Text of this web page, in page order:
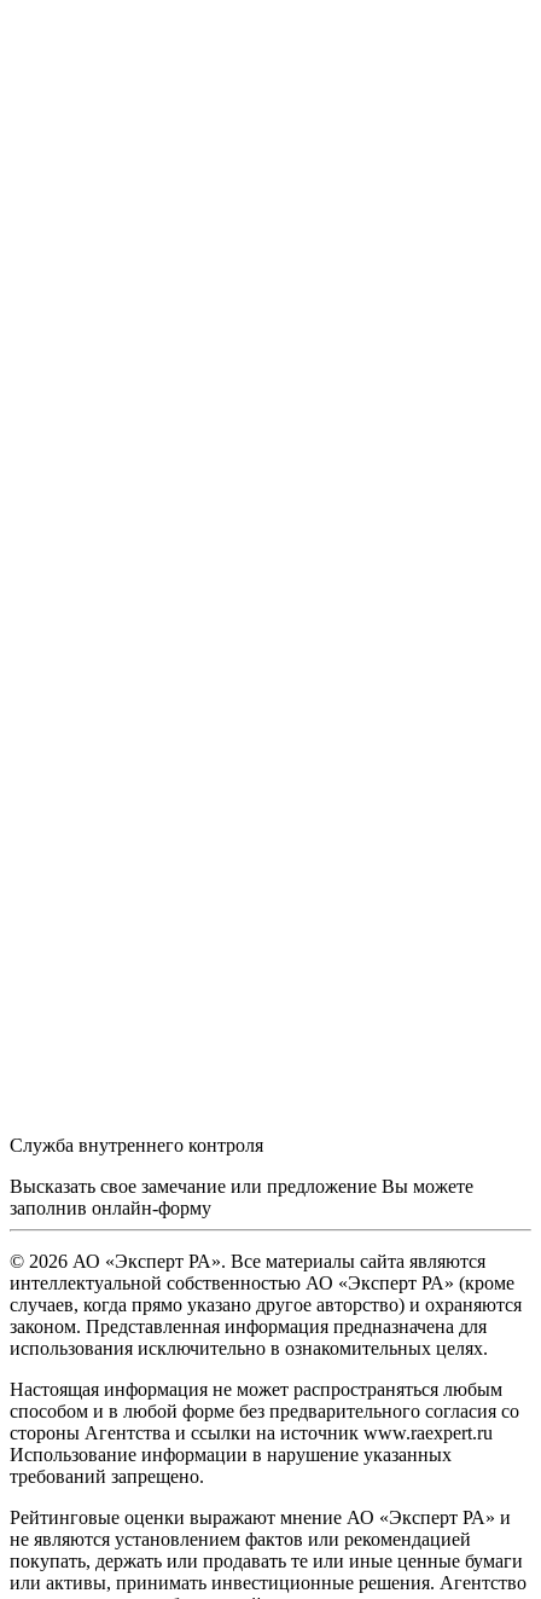
Служба внутреннего контроля
Высказать свое замечание или предложение Вы можете
заполнив онлайн-форму
© 2026 АО «Эксперт РА». Все материалы сайта являются
интеллектуальной собственностью АО «Эксперт РА» (кроме
случаев, когда прямо указано другое авторство) и охраняются
законом. Представленная информация предназначена для
использования исключительно в ознакомительных целях.
Настоящая информация не может распространяться любым
способом и в любой форме без предварительного согласия со
стороны Агентства и ссылки на источник www.raexpert.ru
Использование информации в нарушение указанных
требований запрещено.
Рейтинговые оценки выражают мнение АО «Эксперт РА» и
не являются установлением фактов или рекомендацией
покупать, держать или продавать те или иные ценные бумаги
или активы, принимать инвестиционные решения. Агентство